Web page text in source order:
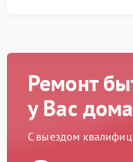
Ремонт
у Вас дома
С выездом